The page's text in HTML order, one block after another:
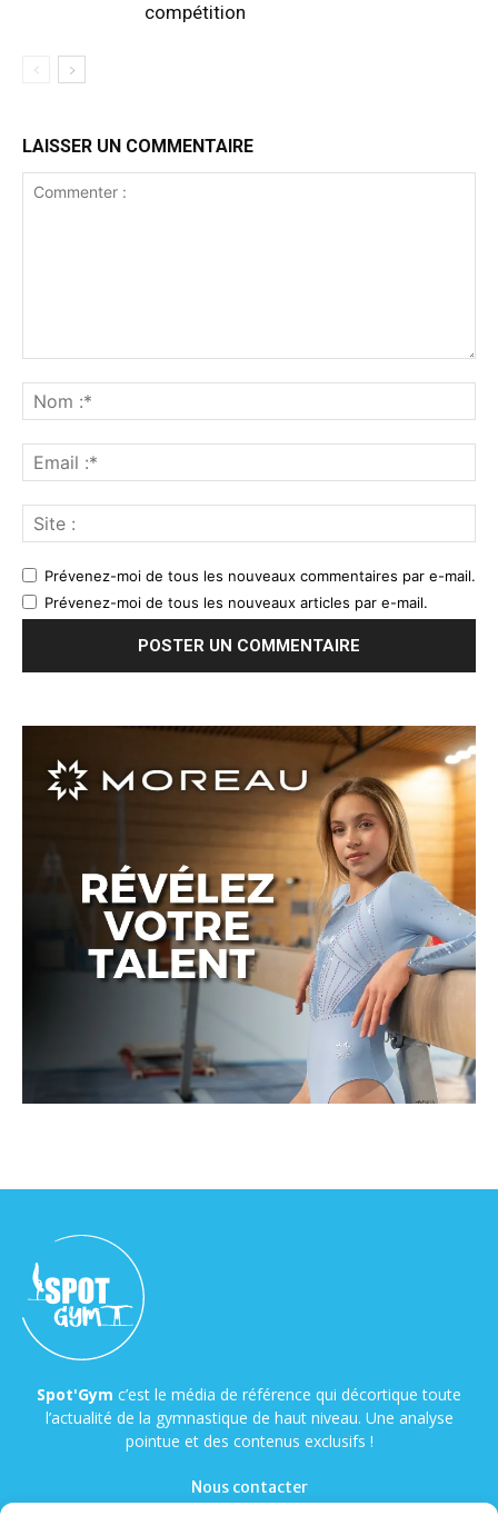
compétition
LAISSER UN COMMENTAIRE
Prévenez-moi de tous les nouveaux commentaires par e-mail.
Prévenez-moi de tous les nouveaux articles par e-mail.
Spot'Gym c’est le média de référence qui décortique toute
l’actualité de la gymnastique de haut niveau. Une analyse
pointue et des contenus exclusifs !
Nous contacter